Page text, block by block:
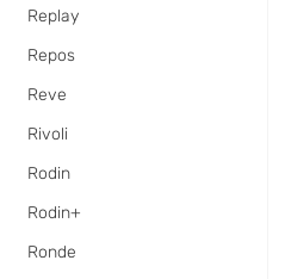
Replay
Repos
Reve
Rivoli
Rodin
Rodin+
Ronde